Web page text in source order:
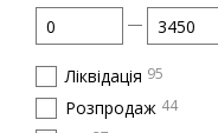
Від Ціна, грн
До Ціна, грн
Ліквідація 95
Розпродаж 44